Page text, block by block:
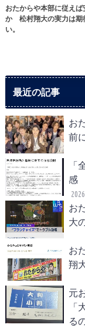
おたからや本部に従えば
か 松村翔大の実力は期
い。
最近の記事
お
前
「
感
お
大
お
翔
元
「
る